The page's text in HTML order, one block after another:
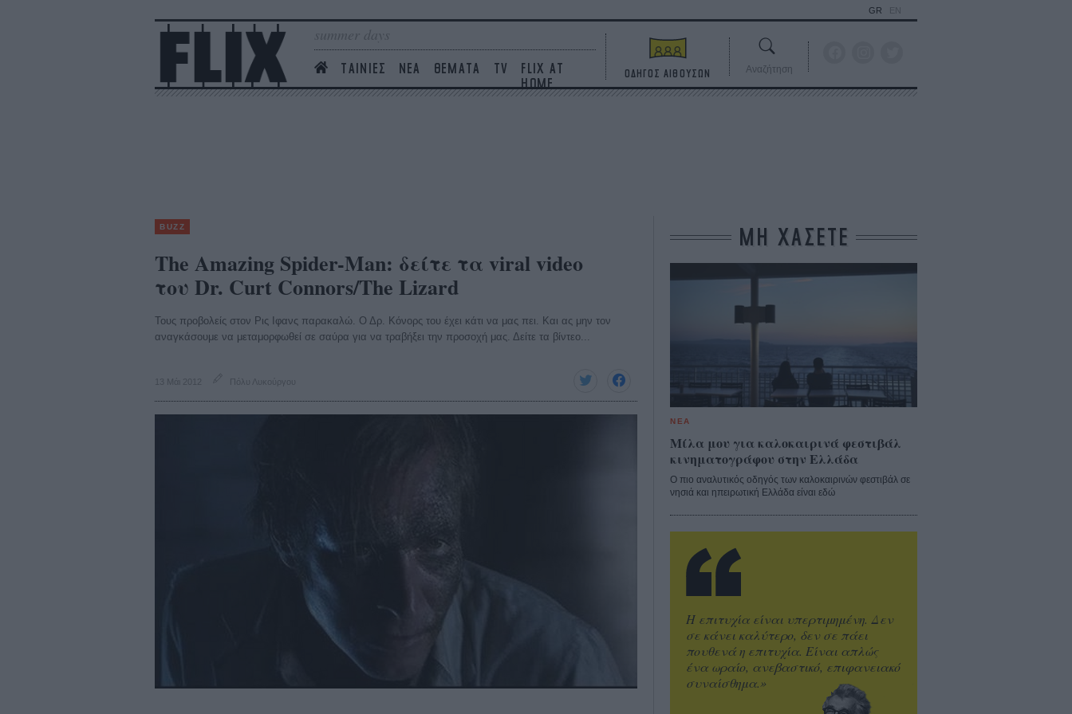
summer days
ΤΑΙΝΙΕΣ ΝΕΑ ΘΕΜΑΤΑ TV
FLIX AT
HOME
GR EN
ΟΔΗΓΟΣ ΑΙΘΟΥΣΩΝ Αναζήτηση
BUZZ
The Amazing Spider-Man: δείτε τα viral video
του Dr. Curt Connors/The Lizard
Τους προβολείς στον Ρις Ιφανς παρακαλώ. Ο Δρ. Κόνορς του έχει κάτι να μας πει. Και ας μην τον
αναγκάσουμε να μεταμορφωθεί σε σαύρα για να τραβήξει την προσοχή μας. Δείτε τα βίντεο...
13 Μάι 2012 Πόλυ Λυκούργου
ΜΗ ΧΑΣΕΤΕ
ΝΕΑ
Μίλα μου για καλοκαιρινά φεστιβάλ
κινηματογράφου στην Ελλάδα
Ο πιο αναλυτικός οδηγός των καλοκαιρινών φεστιβάλ σε
νησιά και ηπειρωτική Ελλάδα είναι εδώ
Η επιτυχία είναι υπερτιμημένη. Δεν
σε κάνει καλύτερο, δεν σε πάει
πουθενά η επιτυχία. Είναι απλώς
ένα ωραίο, ανεβαστικό, επιφανειακό
συναίσθημα.»